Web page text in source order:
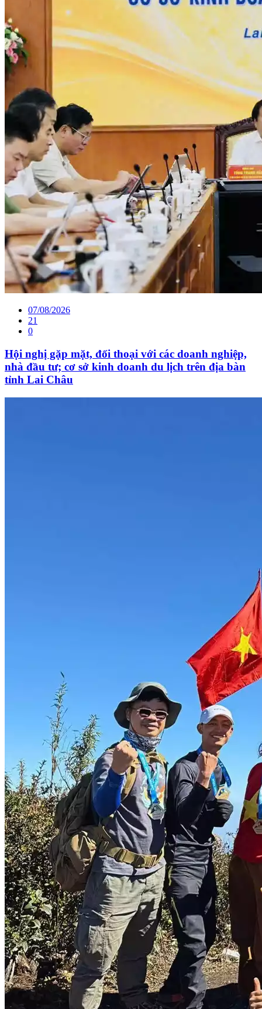
07/08/2026
21
0
Hội nghị gặp mặt, đối thoại với các doanh nghiệp,
nhà đầu tư; cơ sở kinh doanh du lịch trên địa bàn
tỉnh Lai Châu